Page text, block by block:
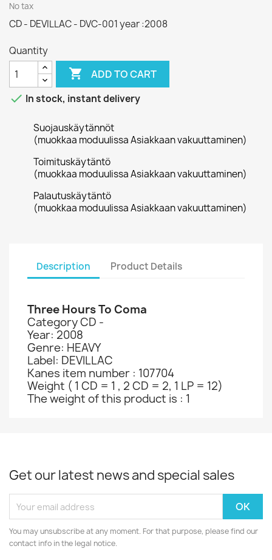
No tax
CD - DEVILLAC - DVC-001 year :2008
Quantity
 ADD TO CART
 In stock, instant delivery
Suojauskäytännöt
(muokkaa moduulissa Asiakkaan vakuuttaminen)
Toimituskäytäntö
(muokkaa moduulissa Asiakkaan vakuuttaminen)
Palautuskäytäntö
(muokkaa moduulissa Asiakkaan vakuuttaminen)
Description Product Details
Three Hours To Coma
Category CD -
Year: 2008
Genre: HEAVY
Label: DEVILLAC
Kanes item number : 107704
Weight ( 1 CD = 1 , 2 CD = 2, 1 LP = 12)
The weight of this product is : 1
Get our latest news and special sales
You may unsubscribe at any moment. For that purpose, please find our
contact info in the legal notice.